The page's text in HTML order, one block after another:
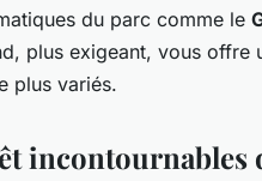
du parc comme le
plus exigeant, vous
plus variés.
incontournables